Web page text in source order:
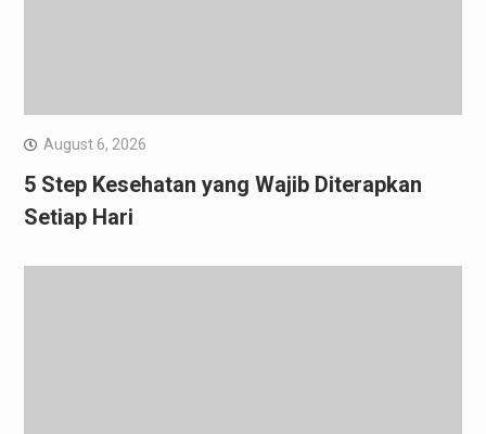
August 6, 2026
5 Step Kesehatan yang Wajib Diterapkan
Setiap Hari